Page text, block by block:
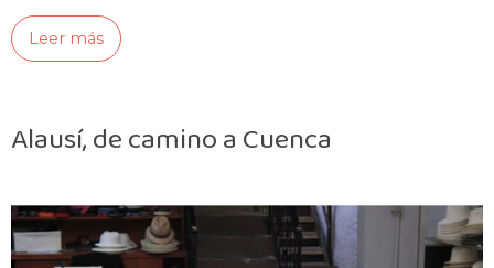
Leer más
Alausí, de camino a Cuenca